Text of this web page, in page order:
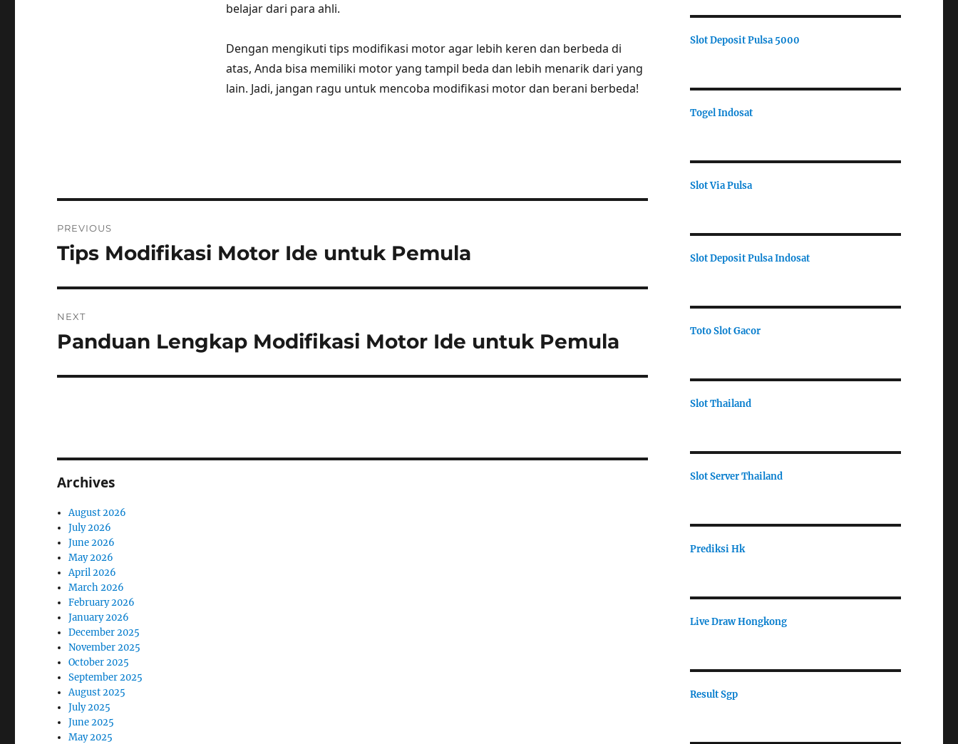
belajar dari para ahli.
Dengan mengikuti tips modifikasi motor agar lebih keren dan berbeda di
atas, Anda bisa memiliki motor yang tampil beda dan lebih menarik dari yang
lain. Jadi, jangan ragu untuk mencoba modifikasi motor dan berani berbeda!
navigation
PREVIOUS
Previous
Tips Modifikasi Motor Ide untuk Pemula
NEXT
Next
Panduan Lengkap Modifikasi Motor Ide untuk Pemula
Archives
August 2026
July 2026
June 2026
May 2026
April 2026
March 2026
February 2026
January 2026
December 2025
November 2025
October 2025
September 2025
August 2025
July 2025
June 2025
May 2025
Slot Deposit Pulsa 5000
Togel Indosat
Slot Via Pulsa
Slot Deposit Pulsa Indosat
Toto Slot Gacor
Slot Thailand
Slot Server Thailand
Prediksi Hk
Live Draw Hongkong
Result Sgp